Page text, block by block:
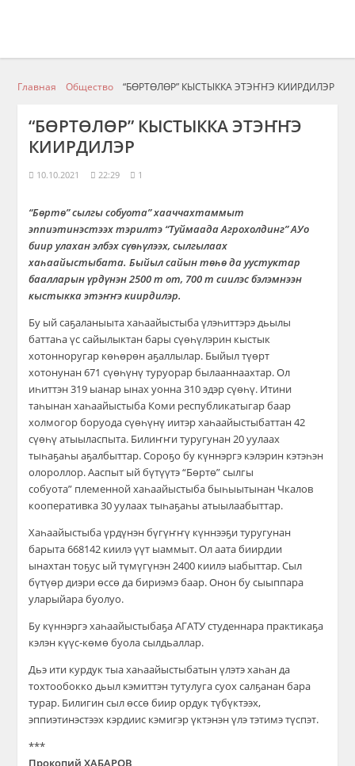
Главная Общество “БӨРТӨЛӨР” КЫСТЫККА ЭТЭҤҤЭ КИИРДИЛЭР
“БӨРТӨЛӨР” КЫСТЫККА ЭТЭҤҤЭ
КИИРДИЛЭР
10.10.2021 22:29 1
“Бөртө” сылгы собуота” хааччахтаммыт
эппиэтинэстээх тэрилтэ “Туймаада Агрохолдинг” АУо
биир улаханэлбэх сүөһүлээх, сылгылаах
хаһаайыстыбата. Быйыл сайын төһө да уустуктар
баалларын үрдүнэн 2500 т от, 700 т сиилэс бэлэмнээн
кыстыкка этэҥҥэ киирдилэр.
Бу ый саҕаланыыта хаһаайыстыбаүлэһиттэрэдьылы
баттаһа үс сайылыктан бары сүөһүлэрин кыстык
хотонноругар көһөрөн аҕаллылар. Быйылтүөрт
хотонунан671 сүөһүнүтуруорарбылааннаахтар. Ол
иһиттэн319 ыанар ынах уонна310 эдэр сүөһү. Итини
таһынанхаһаайыстыба Коми республикатыгар баар
холмогор боруода сүөһүнү иитэр хаһаайыстыбаттан42
сүөһүатыыласпыта. Билиҥҥи туругунан 20 уулаах
тыһаҕаһы аҕалбыттар.Сороҕо бу күннэргэ кэлэрин кэтэһэн
олороллор.Ааспыт ый бүтүүтэ“Бөртө” сылгы
собуота” племеннойхаһаайыстыба быһыытынан Чкалов
кооперативка 30 уулаахтыһаҕаһы атыылаабыттар.
Хаһаайыстыба үрдүнэн бүгүҥҥү күннээҕи туругунан
барыта 668142 киилэ үүт ыаммыт. Ол аата биирдии
ынахтантоҕус ый түмүгүнэн2400 киилэ ыабыттар. Сыл
бүтүөр диэри өссө да бириэмэ баар. Онон бу сыыппара
уларыйара буолуо.
Бу күннэргэ хаһаайыстыбаҕа АГАТУ студеннара практикаҕа
кэлэн күүс-көмө буола сылдьаллар.
Дьэ ити курдуктыахаһаайыстыбатын үлэтэ хаһан да
тохтообокко дьыл кэмиттэн тутулуга суох салҕанан бара
турар. Билигинсыл өссө биир ордук түбүктээх,
эппиэтинэстээх кэрдиис кэмигэр үктэнэнүлэ тэтимэ түспэт.
***
Прокопий ХАБАРОВ